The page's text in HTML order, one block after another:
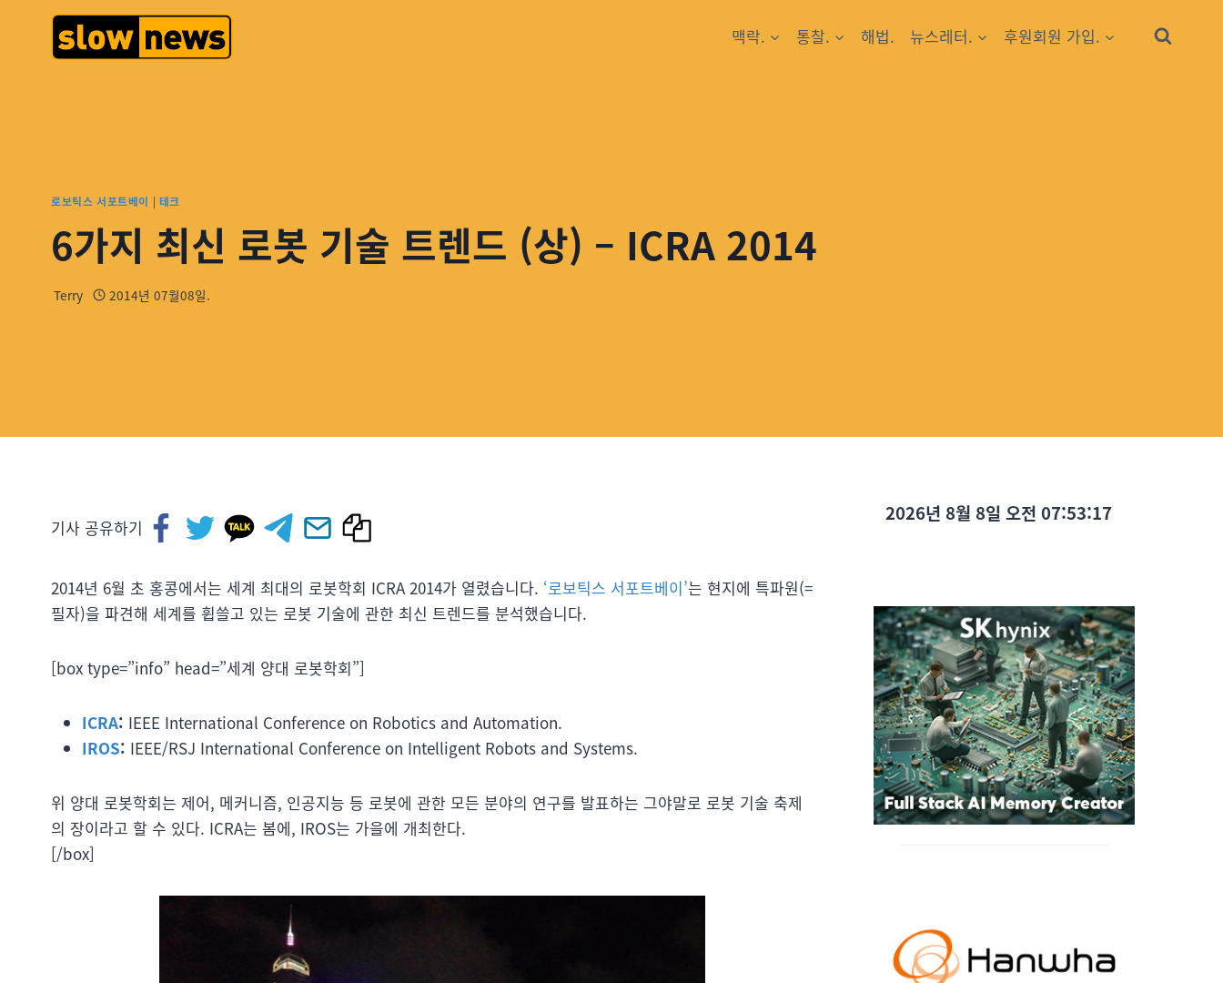
맥락. 통찰. 해법. 뉴스레터. 후원회원 가입.
로보틱스 서포트베이 | 테크
6가지 최신 로봇 기술 트렌드 (상) – ICRA 2014
Terry 2014년 07월08일.
기사 공유하기
2014년 6월 초 홍콩에서는 세계 최대의 로봇학회 ICRA 2014가 열렸습니다. ‘로보틱스 서포트베이’는 현지에 특파원(=
필자)을 파견해 세계를 휩쓸고 있는 로봇 기술에 관한 최신 트렌드를 분석했습니다.
[box type=”info” head=”세계 양대 로봇학회”]
ICRA: IEEE International Conference on Robotics and Automation.
IROS: IEEE/RSJ International Conference on Intelligent Robots and Systems.
위 양대 로봇학회는 제어, 메커니즘, 인공지능 등 로봇에 관한 모든 분야의 연구를 발표하는 그야말로 로봇 기술 축제
의 장이라고 할 수 있다. ICRA는 봄에, IROS는 가을에 개최한다.
[/box]
2026년 8월 8일 오전 07:53:18